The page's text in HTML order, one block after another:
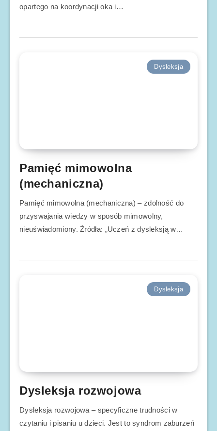
opartego na koordynacji oka i…
Dysleksja
Pamięć mimowolna
(mechaniczna)
Pamięć mimowolna (mechaniczna) – zdolność do
przyswajania wiedzy w sposób mimowolny,
nieuświadomiony. Źródła: „Uczeń z dysleksją w…
Dysleksja
Dysleksja rozwojowa
Dysleksja rozwojowa – specyficzne trudności w
czytaniu i pisaniu u dzieci. Jest to syndrom zaburzeń